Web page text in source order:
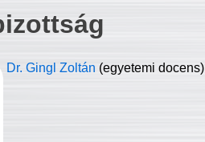
Dr. Gingl Zoltán (egyetemi docens)